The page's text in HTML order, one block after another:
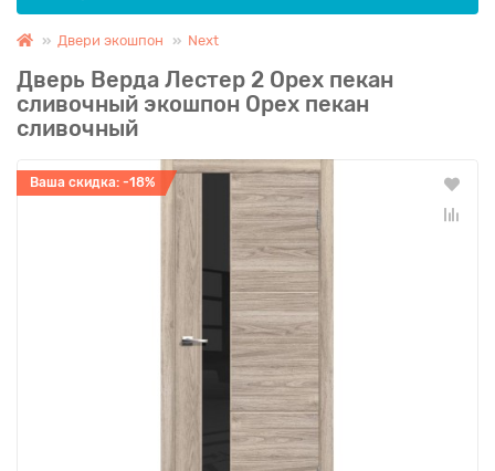
Двери экошпон Next
Дверь Верда Лестер 2 Орех пекан
сливочный экошпон Орех пекан
сливочный
Ваша скидка: -18%